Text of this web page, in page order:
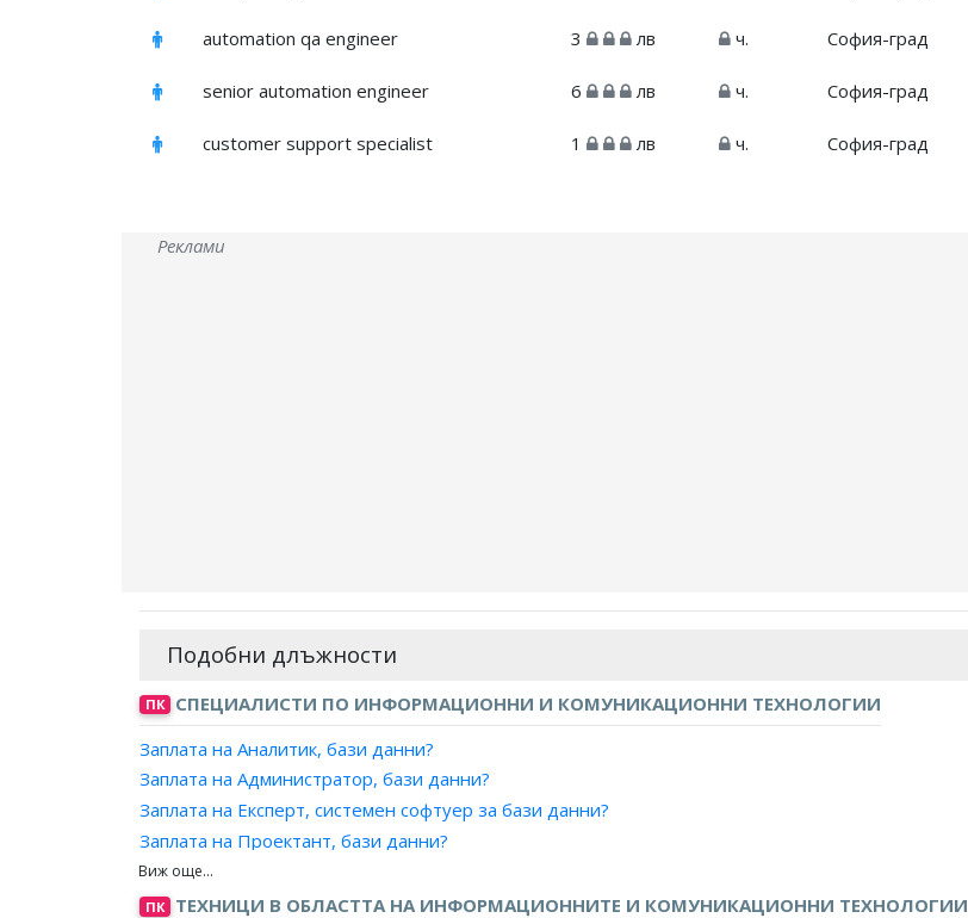
automation qa engineer 3 лв ч. София-град
senior automation engineer 6 лв ч. София-град
customer support specialist 1 лв ч. София-град
Реклами
Подобни длъжности
ПК СПЕЦИАЛИСТИ ПО ИНФОРМАЦИОННИ И КОМУНИКАЦИОННИ ТЕХНОЛОГИИ
Заплата на Аналитик, бази данни?
Заплата на Администратор, бази данни?
Заплата на Експерт, системен софтуер за бази данни?
Заплата на Проектант, бази данни?
Заплата на Програмист, бази данни?
ПК ТЕХНИЦИ В ОБЛАСТТА НА ИНФОРМАЦИОННИТЕ И КОМУНИКАЦИОННИ ТЕХНОЛОГИИ